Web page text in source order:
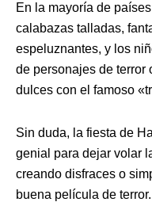
En la mayoría de
calabazas talladas,
espeluznantes, y los
de personajes de terror
dulces con el famoso
Sin duda, la fiesta de
genial para dejar volar
creando disfraces o
buena película de terror.